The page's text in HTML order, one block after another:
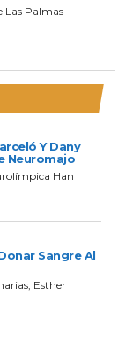
Las Palmas
Y Dany
Neuromajo
Han
Sangre Al
Esther